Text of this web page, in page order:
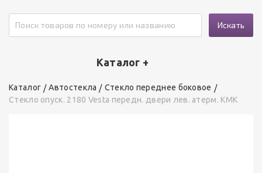
Искать
Каталог +
Каталог Автостекла
Стекло переднее боковое
Стекло опуск. 2180 Vesta передн. двери лев. атерм. КМК